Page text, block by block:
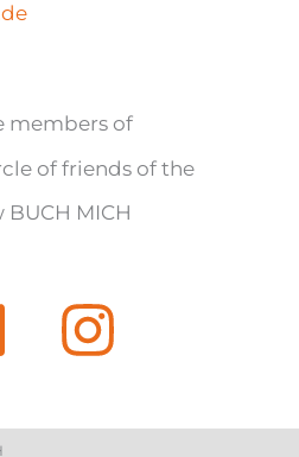
members of
of friends of the
BUCH MICH